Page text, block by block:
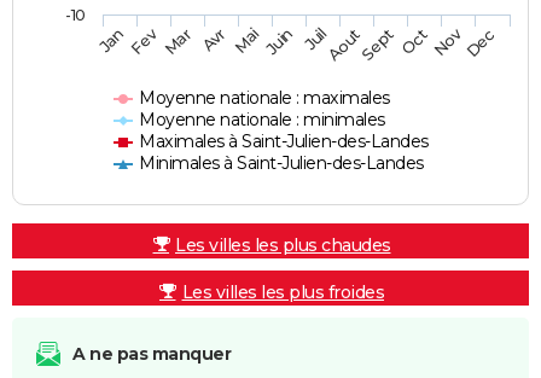
Moyenne nationale : maximales
Moyenne nationale : minimales
Maximales à Saint-Julien-des-Landes
Minimales à Saint-Julien-des-Landes
JanFev Mar Avr MaiJuin JuilAoutSept OctNovDec
-10
Les villes les plus chaudes
Les villes les plus froides
A ne pas manquer